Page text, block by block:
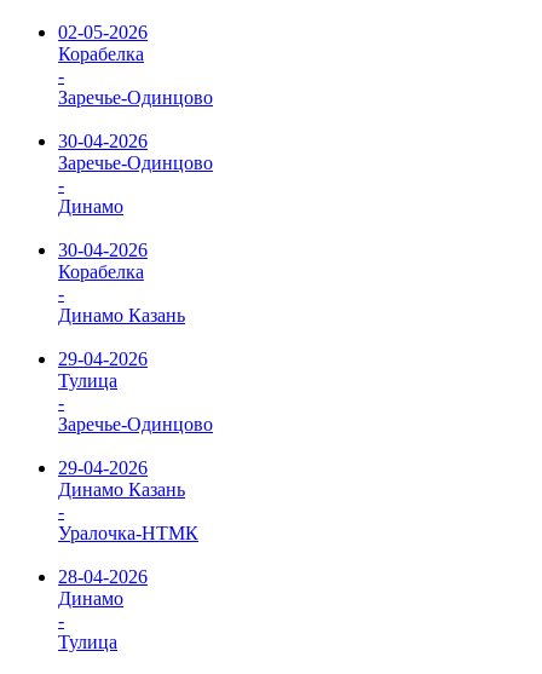
02-05-2026
Корабелка
-
Заречье-Одинцово
30-04-2026
Заречье-Одинцово
-
Динамо
30-04-2026
Корабелка
-
Динамо Казань
29-04-2026
Тулица
-
Заречье-Одинцово
29-04-2026
Динамо Казань
-
Уралочка-НТМК
28-04-2026
Динамо
-
Тулица